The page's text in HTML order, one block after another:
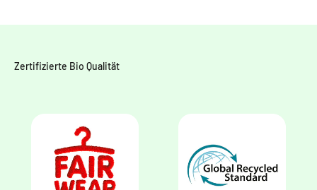
Zertifizierte Bio Qualität